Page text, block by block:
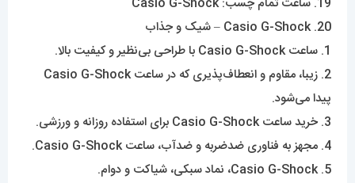
20. Casio G-Shock – شیک و جذاب
1. ساعت Casio G-Shock با طراحی بی‌نظیر و کیفیت بالا.
2. زیبا، مقاوم و انعطاف‌پذیری که در ساعت Casio G-Shock
پیدا می‌شود.
3. خرید ساعت Casio G-Shock برای استفاده روزانه و ورزشی.
4. مجهز به فناوری ضدضربه و ضدآب، ساعت Casio G-Shock.
5. Casio G-Shock، نماد سبکی، شیاکت و دوام.